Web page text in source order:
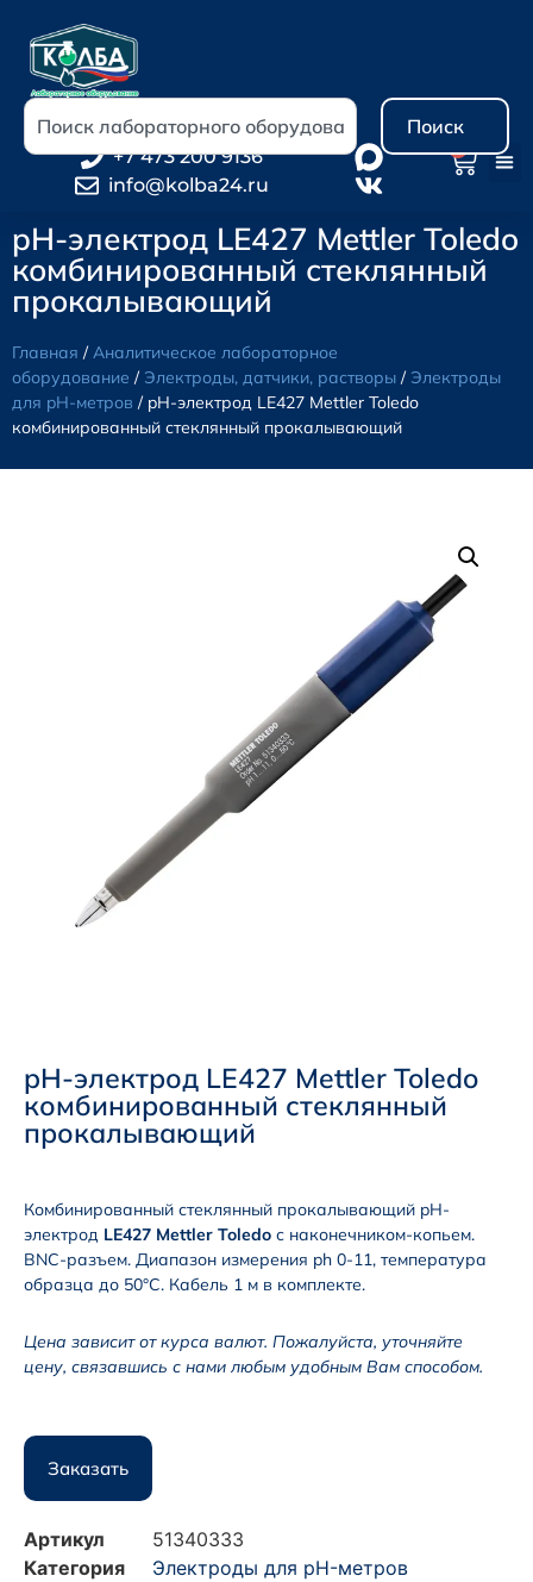
Поиск
+7 473 200 9136
info@kolba24.ru
pH-электрод LE427 Mettler Toledo
комбинированный стеклянный
прокалывающий
Главная /Аналитическое лабораторное
оборудование / Электроды, датчики, растворы / Электроды
для pH-метров / pH-электрод LE427 Mettler Toledo
комбинированный стеклянный прокалывающий
pH-электрод LE427 Mettler Toledo
комбинированный стеклянный
прокалывающий
Комбинированный стеклянный прокалывающий pH-
электрод LE427 Mettler Toledo с наконечником-копьем.
BNC-разъем. Диапазон измерения ph 0-11, температура
образца до 50°C. Кабель 1 м в комплекте.
Цена зависит от курса валют. Пожалуйста, уточняйте
цену, связавшись с нами любым удобным Вам способом.
Заказать
Артикул
51340333
Категория
Электроды для pH-метров